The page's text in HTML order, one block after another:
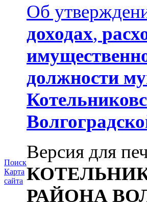
Поиск
Карта
сайта
Об
доходах,
должности
Версия для
РАЙОНА